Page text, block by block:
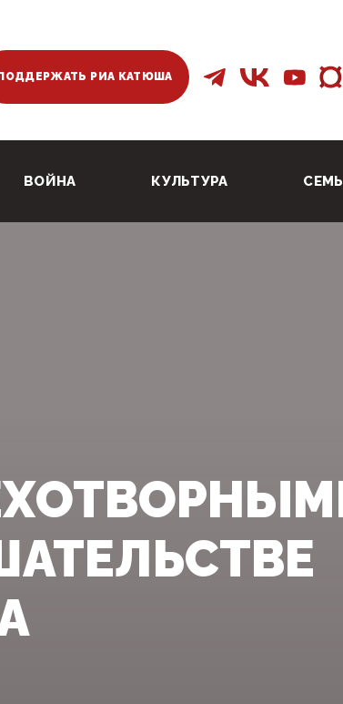
ПОДДЕРЖАТЬ РИА КАТЮША
ВОЙНА КУЛЬТУРА